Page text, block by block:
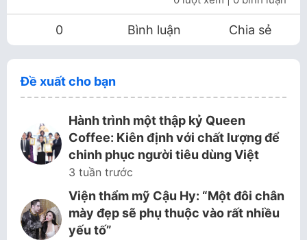
0 Bình luận Chia sẻ
Đề xuất cho bạn
Hành trình một thập kỷ Queen
Coffee: Kiên định với chất lượng để
chinh phục người tiêu dùng Việt
3 tuần trước
Viện thẩm mỹ Cậu Hy: “Một đôi chân
mày đẹp sẽ phụ thuộc vào rất nhiều
yếu tố”